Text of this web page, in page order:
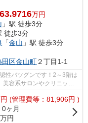
63.9716万円
」駅 徒歩3分
徒歩3分
「金山 」駅 徒歩3分
田区金山町２丁目1-1
性バツグンです！2～3階は
美容系サロンやクリニック
円 (管理費等：81,906円 )
0ヶ月
万円